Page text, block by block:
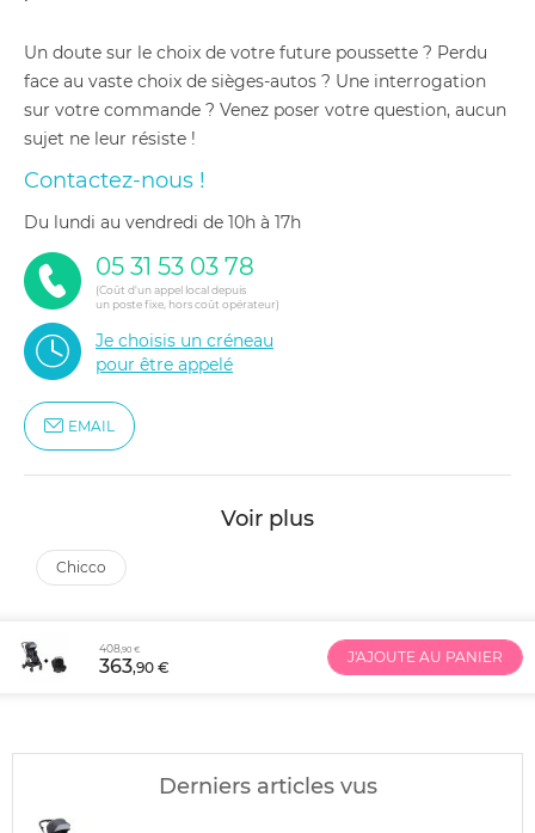
Un doute sur le choix de votre future poussette ? Perdu
face au vaste choix de sièges-autos ? Une interrogation
sur votre commande ? Venez poser votre question, aucun
sujet ne leur résiste !
Contactez-nous !
du lundi au vendredi de 10h à 17h
05 31 53 03 78
(Coût d'un appel local depuis
un poste fixe, hors coût opérateur)
Je choisis un créneau
pour être appelé
EMAIL
Voir plus
chicco
408,90 €
363,90 €
J'AJOUTE AU PANIER
Derniers articles vus